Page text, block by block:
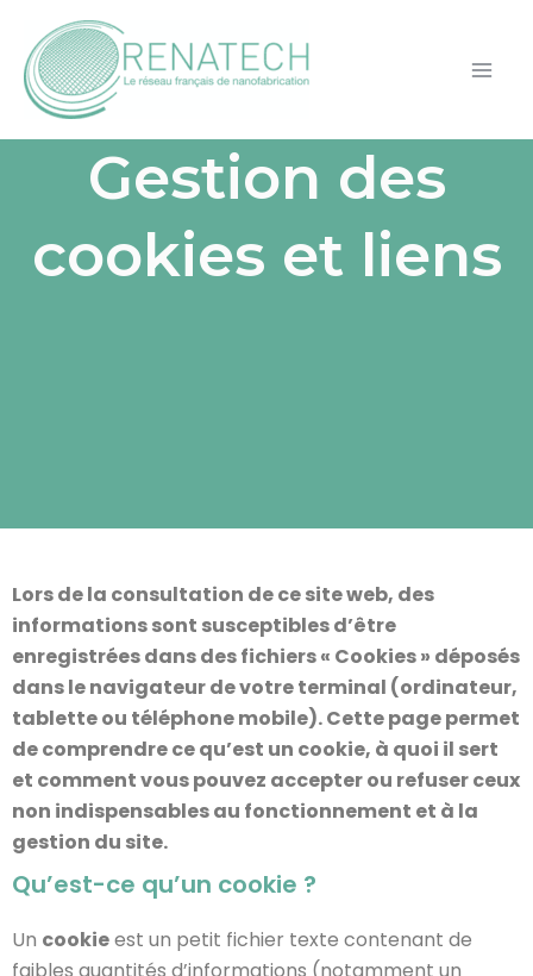
contenu
Gestion des
cookies et liens
Lors de la consultation de ce site web, des
informations sont susceptibles d’être
enregistrées dans des fichiers « Cookies » déposés
dans le navigateur de votre terminal (ordinateur,
tablette ou téléphone mobile). Cette page permet
de comprendre ce qu’est un cookie, à quoi il sert
et comment vous pouvez accepter ou refuser ceux
non indispensables au fonctionnement et à la
gestion du site.
Qu’est-ce qu’un cookie ?
Un cookieest un petit fichier texte contenant de